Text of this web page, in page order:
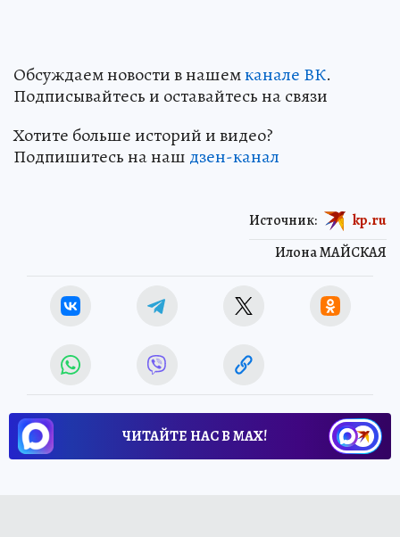
Обсуждаем новости в нашемканале ВК.
Подписывайтесь и оставайтесь на связи
Хотите больше историй и видео?
Подпишитесь на наш дзен-канал
Илона МАЙСКАЯ
Источник: kp.ru
ЧИТАЙТЕ НАС В МАХ!